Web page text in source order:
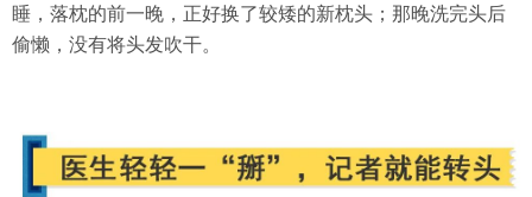
睡，落枕的前一晚，正好换了较矮的新枕头；那晚洗完头后
偷懒，没有将头发吹干。